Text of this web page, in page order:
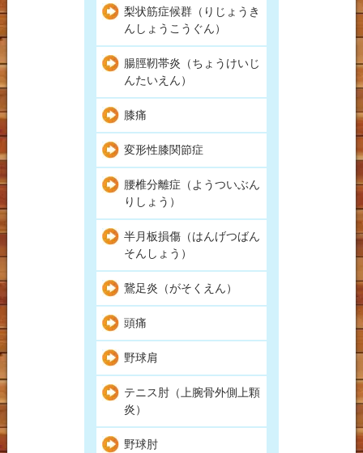
梨状筋症候群（りじょうき
んしょうこうぐん）
腸脛靭帯炎（ちょうけいじ
んたいえん）
膝痛
変形性膝関節症
腰椎分離症（ようついぶん
りしょう）
半月板損傷（はんげつばん
そんしょう）
鵞足炎（がそくえん）
頭痛
野球肩
テニス肘（上腕骨外側上顆
炎）
野球肘